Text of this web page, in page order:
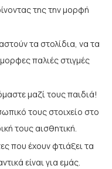
της την μορφή
τα στολίδια, να τα
παλιές στιγμές
μαζί τους παιδιά!
τους στοιχείο στο
τους αισθητική.
που έχουν φτιάξει τα
είναι για εμάς.